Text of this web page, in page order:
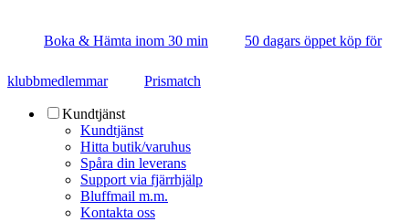
Boka & Hämta inom 30 min 50 dagars öppet köp för
klubbmedlemmar Prismatch
Kundtjänst
Kundtjänst
Hitta butik/varuhus
Spåra din leverans
Support via fjärrhjälp
Bluffmail m.m.
Kontakta oss